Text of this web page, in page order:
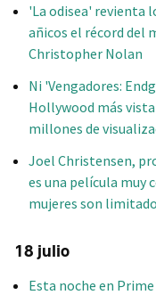
'La odisea' revienta
añicos el récord del
Christopher Nolan
Ni 'Vengadores:
Hollywood más
millones de
Joel Christensen,
es una película muy
mujeres son
18 julio
Esta noche en